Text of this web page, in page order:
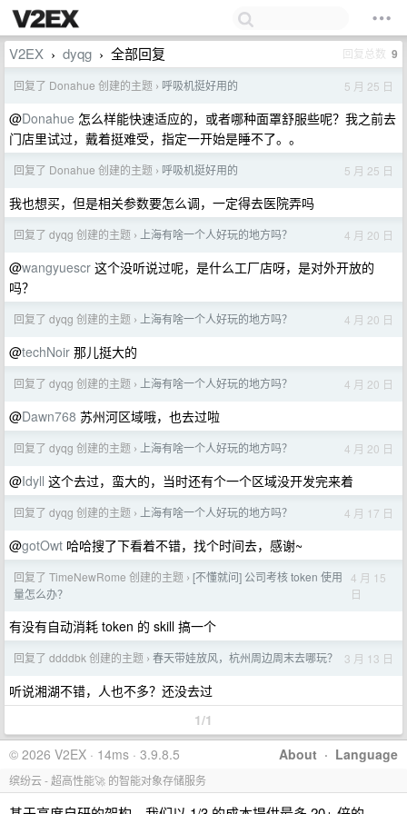
V2EX › dyqg › 全部回复 回复总数 9
回复了 Donahue 创建的主题 › 呼吸机挺好用的 5 月 25 日
@Donahue 怎么样能快速适应的，或者哪种面罩舒服些呢？我之前去
门店里试过，戴着挺难受，指定一开始是睡不了。。
回复了 Donahue 创建的主题 › 呼吸机挺好用的 5 月 25 日
我也想买，但是相关参数要怎么调，一定得去医院弄吗
回复了 dyqg 创建的主题 › 上海有啥一个人好玩的地方吗？ 4 月 20 日
@wangyuescr 这个没听说过呢，是什么工厂店呀，是对外开放的
吗？
回复了 dyqg 创建的主题 › 上海有啥一个人好玩的地方吗？ 4 月 20 日
@techNoir 那儿挺大的
回复了 dyqg 创建的主题 › 上海有啥一个人好玩的地方吗？ 4 月 20 日
@Dawn768 苏州河区域哦，也去过啦
回复了 dyqg 创建的主题 › 上海有啥一个人好玩的地方吗？ 4 月 20 日
@Idyll 这个去过，蛮大的，当时还有个一个区域没开发完来着
回复了 dyqg 创建的主题 › 上海有啥一个人好玩的地方吗？ 4 月 17 日
@gotOwt 哈哈搜了下看着不错，找个时间去，感谢~
回复了 TimeNewRome 创建的主题 › [不懂就问] 公司考核 token 使用
量怎么办？
4 月 15
日
有没有自动消耗 token 的 skill 搞一个
回复了 ddddbk 创建的主题 › 春天带娃放风，杭州周边周末去哪玩？ 3 月 13 日
听说湘湖不错，人也不多？还没去过
1/1
About · Language
© 2026 V2EX · 14ms · 3.9.8.5
缤纷云 - 超高性能🚀 的智能对象存储服务